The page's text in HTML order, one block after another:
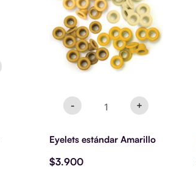
- +
Eyelets estándar Amarillo
$3.900